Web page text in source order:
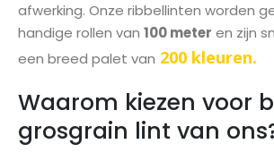
afwerking. Onze ribbellinten worden
handige rollen van 100 meter en zijn
een breed palet van 200 kleuren.
Waarom kiezen voor
grosgrain lint van